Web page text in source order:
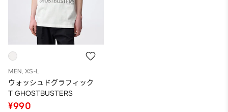
MEN, XS-L
ウォッシュドグラフィック
T GHOSTBUSTERS
¥990